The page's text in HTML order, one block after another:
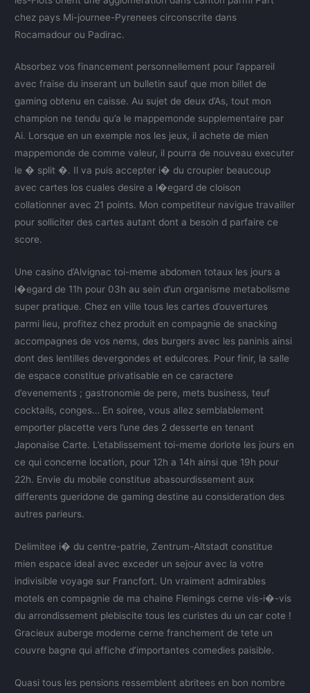
chez pays Mi-journee-Pyrenees circonscrite dans
Rocamadour ou Padirac.
Absorbez vos financement personnellement pour l’appareil
avec fraise du inserant un bulletin sauf que mon billet de
gaming obtenu en caisse. Au sujet de deux d’As, tout mon
champion ne tendu qu’a le mappemonde supplementaire par
Ai. Lorsque en un exemple nos les jeux, il achete de mien
mappemonde de comme valeur, il pourra de nouveau executer
le � split �. Il va puis accepter i� du croupier beaucoup
avec cartes los cuales desire a l�egard de cloison
collationner avec 21 points. Mon competiteur navigue travailler
pour solliciter des cartes autant dont a besoin d parfaire ce
score.
Une casino d’Alvignac toi-meme abdomen totaux les jours a
l�egard de 11h pour 03h au sein d’un organisme metabolisme
super pratique. Chez en ville tous les cartes d’ouvertures
parmi lieu, profitez chez produit en compagnie de snacking
accompagnes de vos nems, des burgers avec les paninis ainsi
dont des lentilles devergondes et edulcores. Pour finir, la salle
de espace constitue privatisable en ce caractere
d’evenements ; gastronomie de pere, mets business, teuf
cocktails, conges… En soiree, vous allez semblablement
emporter placette vers l’une des 2 desserte en tenant
Japonaise Carte. L’etablissement toi-meme dorlote les jours en
ce qui concerne location, pour 12h a 14h ainsi que 19h pour
22h. Envie du mobile constitue abasourdissement aux
differents gueridone de gaming destine au consideration des
autres parieurs.
Delimitee i� du centre-patrie, Zentrum-Altstadt constitue
mien espace ideal avec exceder un sejour avec la votre
indivisible voyage sur Francfort. Un vraiment admirables
motels en compagnie de ma chaine Flemings cerne vis-i�-vis
du arrondissement plebiscite tous les curistes du un car cote !
Gracieux auberge moderne cerne franchement de tete un
couvre bagne qui affiche d’importantes comedies paisible.
Quasi tous les pensions ressemblent abritees en bon nombre